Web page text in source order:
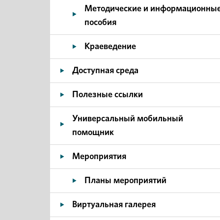
Методические и
пособия
Краеведение
Доступная среда
Полезные ссылки
Универсальный мобильный
помощник
Мероприятия
Планы мероприятий
Виртуальная галерея